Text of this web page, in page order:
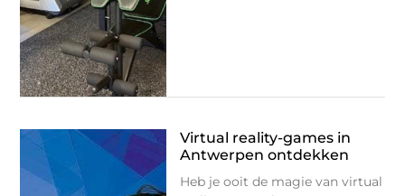
Virtual reality-games in
Antwerpen ontdekken
Heb je ooit de magie van virtual